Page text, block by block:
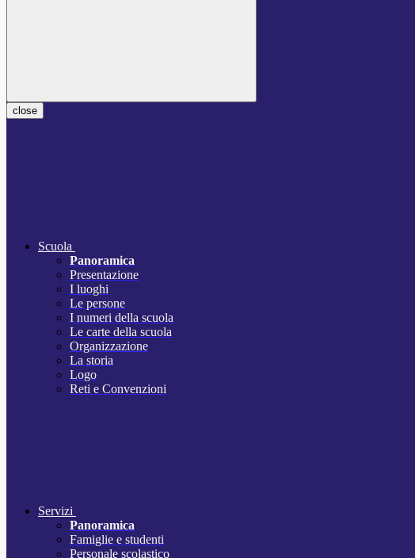
close
Scuola
Panoramica
Presentazione
I luoghi
Le persone
I numeri della scuola
Le carte della scuola
Organizzazione
La storia
Logo
Reti e Convenzioni
Servizi
Panoramica
Famiglie e studenti
Personale scolastico